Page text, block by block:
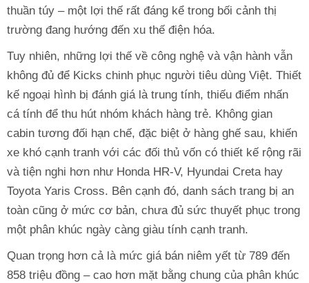
thuần túy – một lợi thế rất đáng kể trong bối cảnh thị
trường đang hướng đến xu thế điện hóa.
Tuy nhiên, những lợi thế về công nghệ và vận hành vẫn
không đủ để Kicks chinh phục người tiêu dùng Việt. Thiết
kế ngoại hình bị đánh giá là trung tính, thiếu điểm nhấn
cá tính để thu hút nhóm khách hàng trẻ. Không gian
cabin tương đối hạn chế, đặc biệt ở hàng ghế sau, khiến
xe khó cạnh tranh với các đối thủ vốn có thiết kế rộng rãi
và tiện nghi hơn như Honda HR-V, Hyundai Creta hay
Toyota Yaris Cross. Bên cạnh đó, danh sách trang bị an
toàn cũng ở mức cơ bản, chưa đủ sức thuyết phục trong
một phân khúc ngày càng giàu tính cạnh tranh.
Quan trọng hơn cả là mức giá bán niêm yết từ 789 đến
858 triệu đồng – cao hơn mặt bằng chung của phân khúc